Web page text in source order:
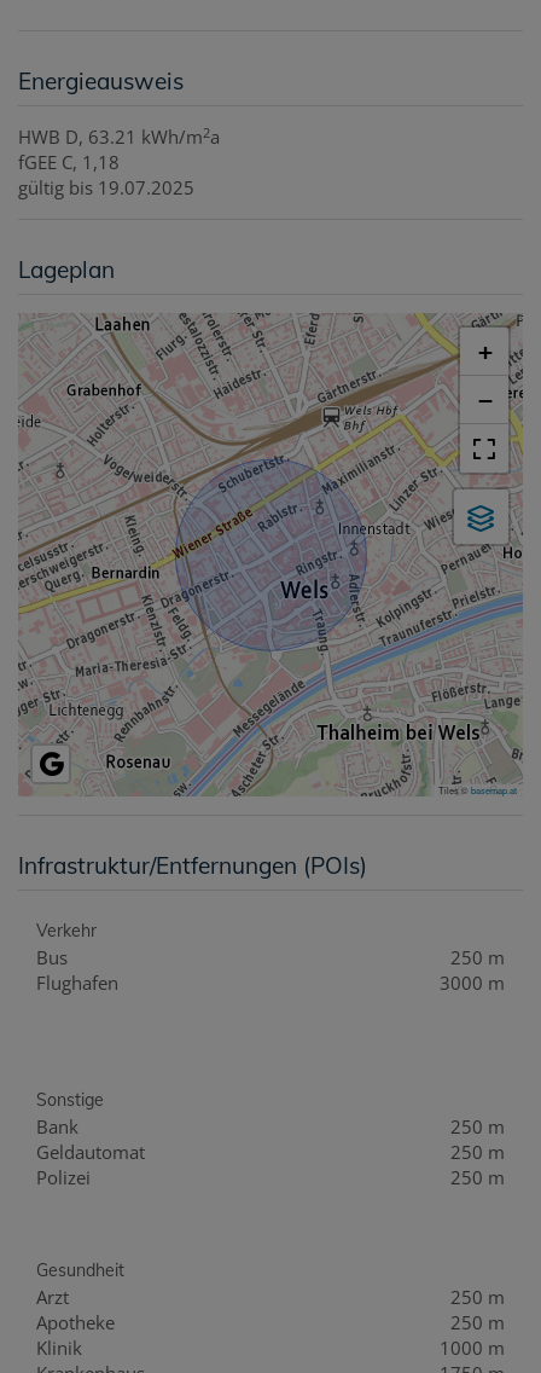
Energieausweis
HWB D, 63.21 kWh/m2a
fGEE C, 1,18
gültig bis 19.07.2025
Lageplan
+
−
Tiles ©basemap.at
Infrastruktur/Entfernungen (POIs)
Verkehr
Bus
250 m
Flughafen
3000 m
Sonstige
Bank
250 m
Geldautomat
250 m
Polizei
250 m
Gesundheit
Arzt
250 m
Apotheke
250 m
Klinik
1000 m